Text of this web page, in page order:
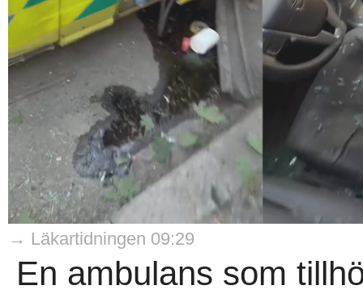
→ Läkartidningen 09:29
En ambulans som